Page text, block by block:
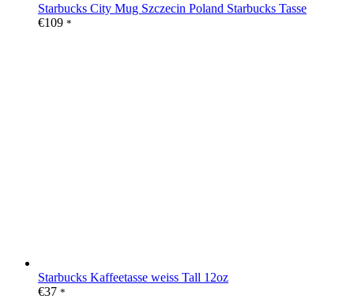
Starbucks City Mug Szczecin Poland Starbucks Tasse
€109 *
Starbucks Kaffeetasse weiss Tall 12oz
€37 *